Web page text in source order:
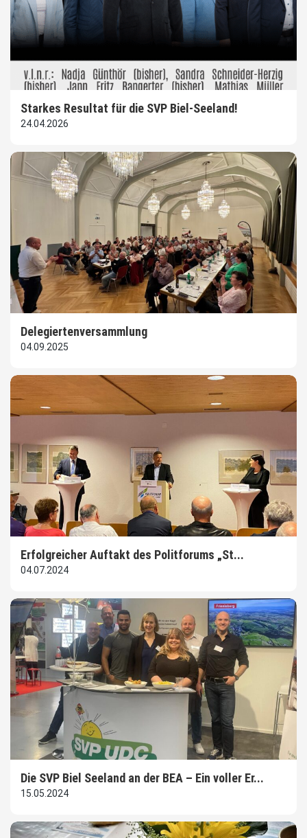
Starkes Resultat für die SVP Biel-Seeland!
24.04.2026
Delegiertenversammlung
04.09.2025
Erfolgreicher Auftakt des Politforums „St...
04.07.2024
Die SVP Biel Seeland an der BEA – Ein voller Er...
15.05.2024